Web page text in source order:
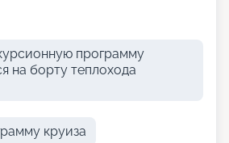
программу
на борту теплохода
круиза